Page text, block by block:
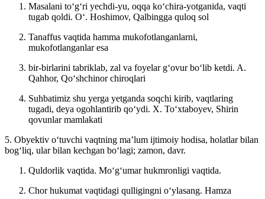
Masalani toʻgʻri yechdi-yu, oqqa koʻchira-yotganida, vaqti
tugab qoldi. Oʻ. Hoshimov, Qalbingga quloq sol
Tanaffus vaqtida hamma mukofotlanganlarni,
mukofotlanganlar esa
bir-birlarini tabriklab, zal va foyelar gʻovur boʻlib ketdi. A.
Qahhor, Qoʻshchinor chiroqlari
Suhbatimiz shu yerga yetganda soqchi kirib, vaqtlaring
tugadi, deya ogohlantirib qoʻydi. X. Toʻxtaboyev, Shirin
qovunlar mamlakati
5. Obyektiv oʻtuvchi vaqtning maʼlum ijtimoiy hodisa, holatlar bilan
bogʻliq, ular bilan kechgan boʻlagi; zamon, davr.
Quldorlik vaqtida. Moʻgʻumar hukmronligi vaqtida.
Chor hukumat vaqtidagi qulligingni oʻylasang. Hamza